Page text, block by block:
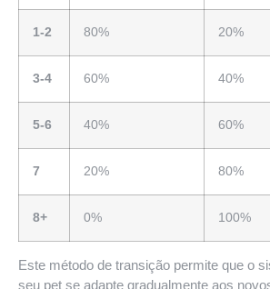
1-2 80% 20%
3-4 60% 40%
5-6 40% 60%
7 20% 80%
8+ 0% 100%
Este método de transição permite que o
seu pet se adapte gradualmente aos